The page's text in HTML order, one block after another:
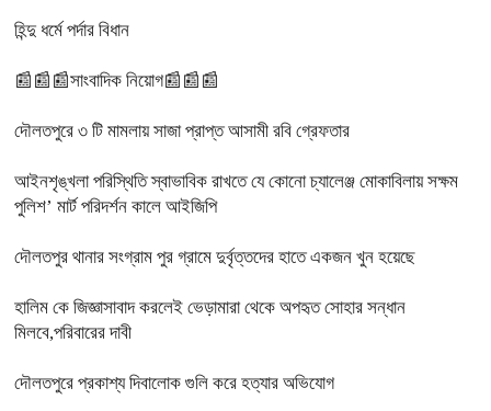
হিন্দু ধর্মে পর্দার বিধান
📰📰📰সাংবাদিক নিয়োগ📰📰📰
দৌলতপুরে ৩ টি মামলায় সাজা প্রাপ্ত আসামী রবি গ্রেফতার
আইনশৃঙ্খলা পরিস্থিতি স্বাভাবিক রাখতে যে কোনো চ্যালেঞ্জ মোকাবিলায় সক্ষম
পুলিশ’ মার্ট পরিদর্শন কালে আইজিপি
দৌলতপুর থানার সংগ্রাম পুর গ্রামে দুর্বৃত্তদের হাতে একজন খুন হয়েছে
হালিম কে জিজ্ঞাসাবাদ করলেই ভেড়ামারা থেকে অপহৃত সোহার সন্ধান
মিলবে,পরিবারের দাবী
দৌলতপুরে প্রকাশ্য দিবালোক গুলি করে হত্যার অভিযোগ